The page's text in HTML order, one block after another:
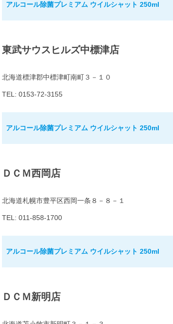
アルコール除菌プレミアム ウイルシャット 250ml
東武サウスヒルズ中標津店
北海道標津郡中標津町南町３－１０
TEL: 0153-72-3155
アルコール除菌プレミアム ウイルシャット 250ml
ＤＣＭ西岡店
北海道札幌市豊平区西岡一条８－８－１
TEL: 011-858-1700
アルコール除菌プレミアム ウイルシャット 250ml
ＤＣＭ新明店